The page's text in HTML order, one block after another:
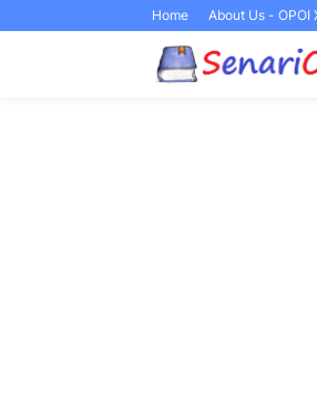
Home About Us -